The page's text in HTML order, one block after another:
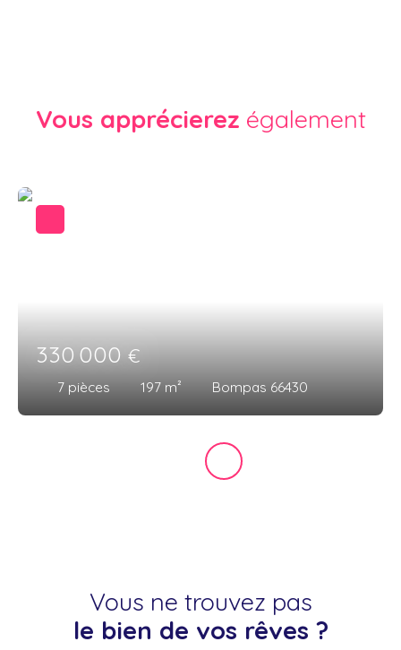
Vous apprécierez également
330 000€
7 pièces 197 m² Bompas 66430
Vous ne trouvez pas
le bien de vos rêves ?